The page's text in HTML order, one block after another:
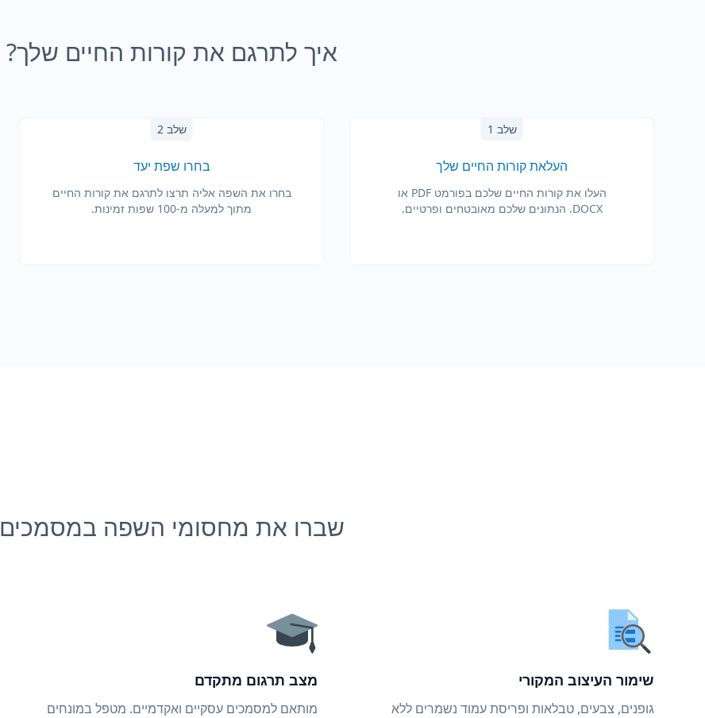
איך לתרגם את קורות החיים שלך?
שלב 1
העלאת קורות החיים שלך
העלו את קורות החיים שלכם בפורמט PDF או
DOCX. הנתונים שלכם מאובטחים ופרטיים.
שלב 2
בחרו שפת יעד
בחרו את השפה אליה תרצו לתרגם את קורות החיים
מתוך למעלה מ-100 שפות זמינות.
שברו את מחסומי השפה במסמכים
שימור העיצוב המקורי
גופנים, צבעים, טבלאות ופריסת עמוד נשמרים ללא
מצב תרגום מתקדם
מותאם למסמכים עסקיים ואקדמיים. מטפל במונחים